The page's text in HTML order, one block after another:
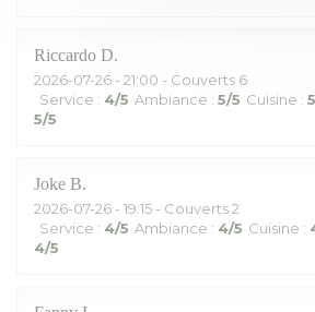
Riccardo D
2026-07-26 - 21:00 - Couverts 6
Service : 4/5 Ambiance : 5/5 Cuisine : 5
5/5
Joke B
2026-07-26 - 19:15 - Couverts 2
Service : 4/5 Ambiance : 4/5 Cuisine :
4/5